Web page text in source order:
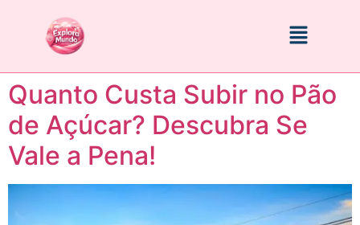
Quanto Custa Subir no Pão
de Açúcar? Descubra Se
Vale a Pena!